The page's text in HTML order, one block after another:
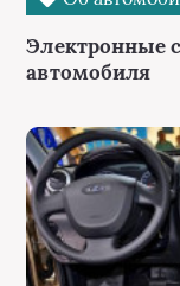
Электронные
автомобиля